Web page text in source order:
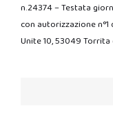
n.24374 – Testata
con autorizzazione n°1
Unite 10, 53049 Torrita